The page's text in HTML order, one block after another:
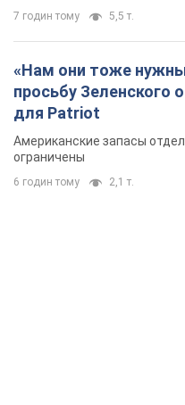
7 годин тому 5,5 т.
«Нам они тоже
просьбу Зеленского
для Patriot
Американские запасы
ограничены
6 годин тому 2,1 т.